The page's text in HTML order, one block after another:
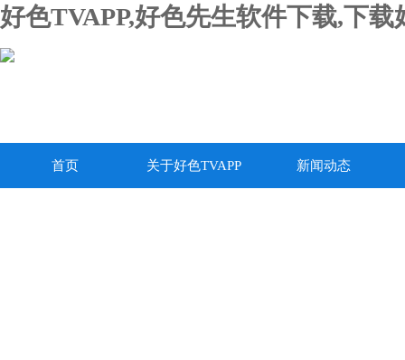
好色TVAPP,好色先生软件下载,下
首页 关于好色TVAPP 新闻动态